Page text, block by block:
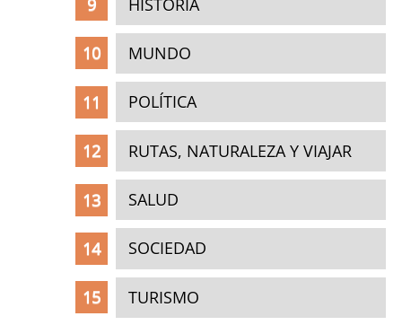
MUNDO
POLÍTICA
RUTAS, NATURALEZA Y VIAJAR
SALUD
SOCIEDAD
TURISMO